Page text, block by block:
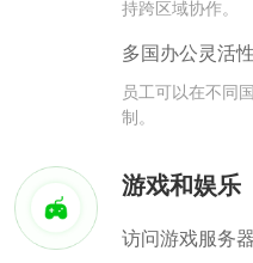
持跨区域协作。
多国办公灵活性
员工可以在不同
制。
游戏和娱乐
访问游戏服务器